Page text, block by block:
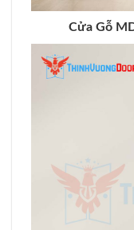
Cửa Gỗ